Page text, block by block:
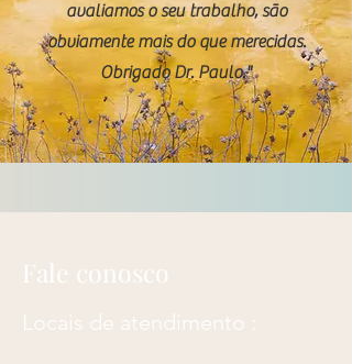
avaliamos o seu trabalho, são
obviamente mais do que merecidas.
Obrigado Dr. Paulo."
Fale conosco
Locais de atendimento :